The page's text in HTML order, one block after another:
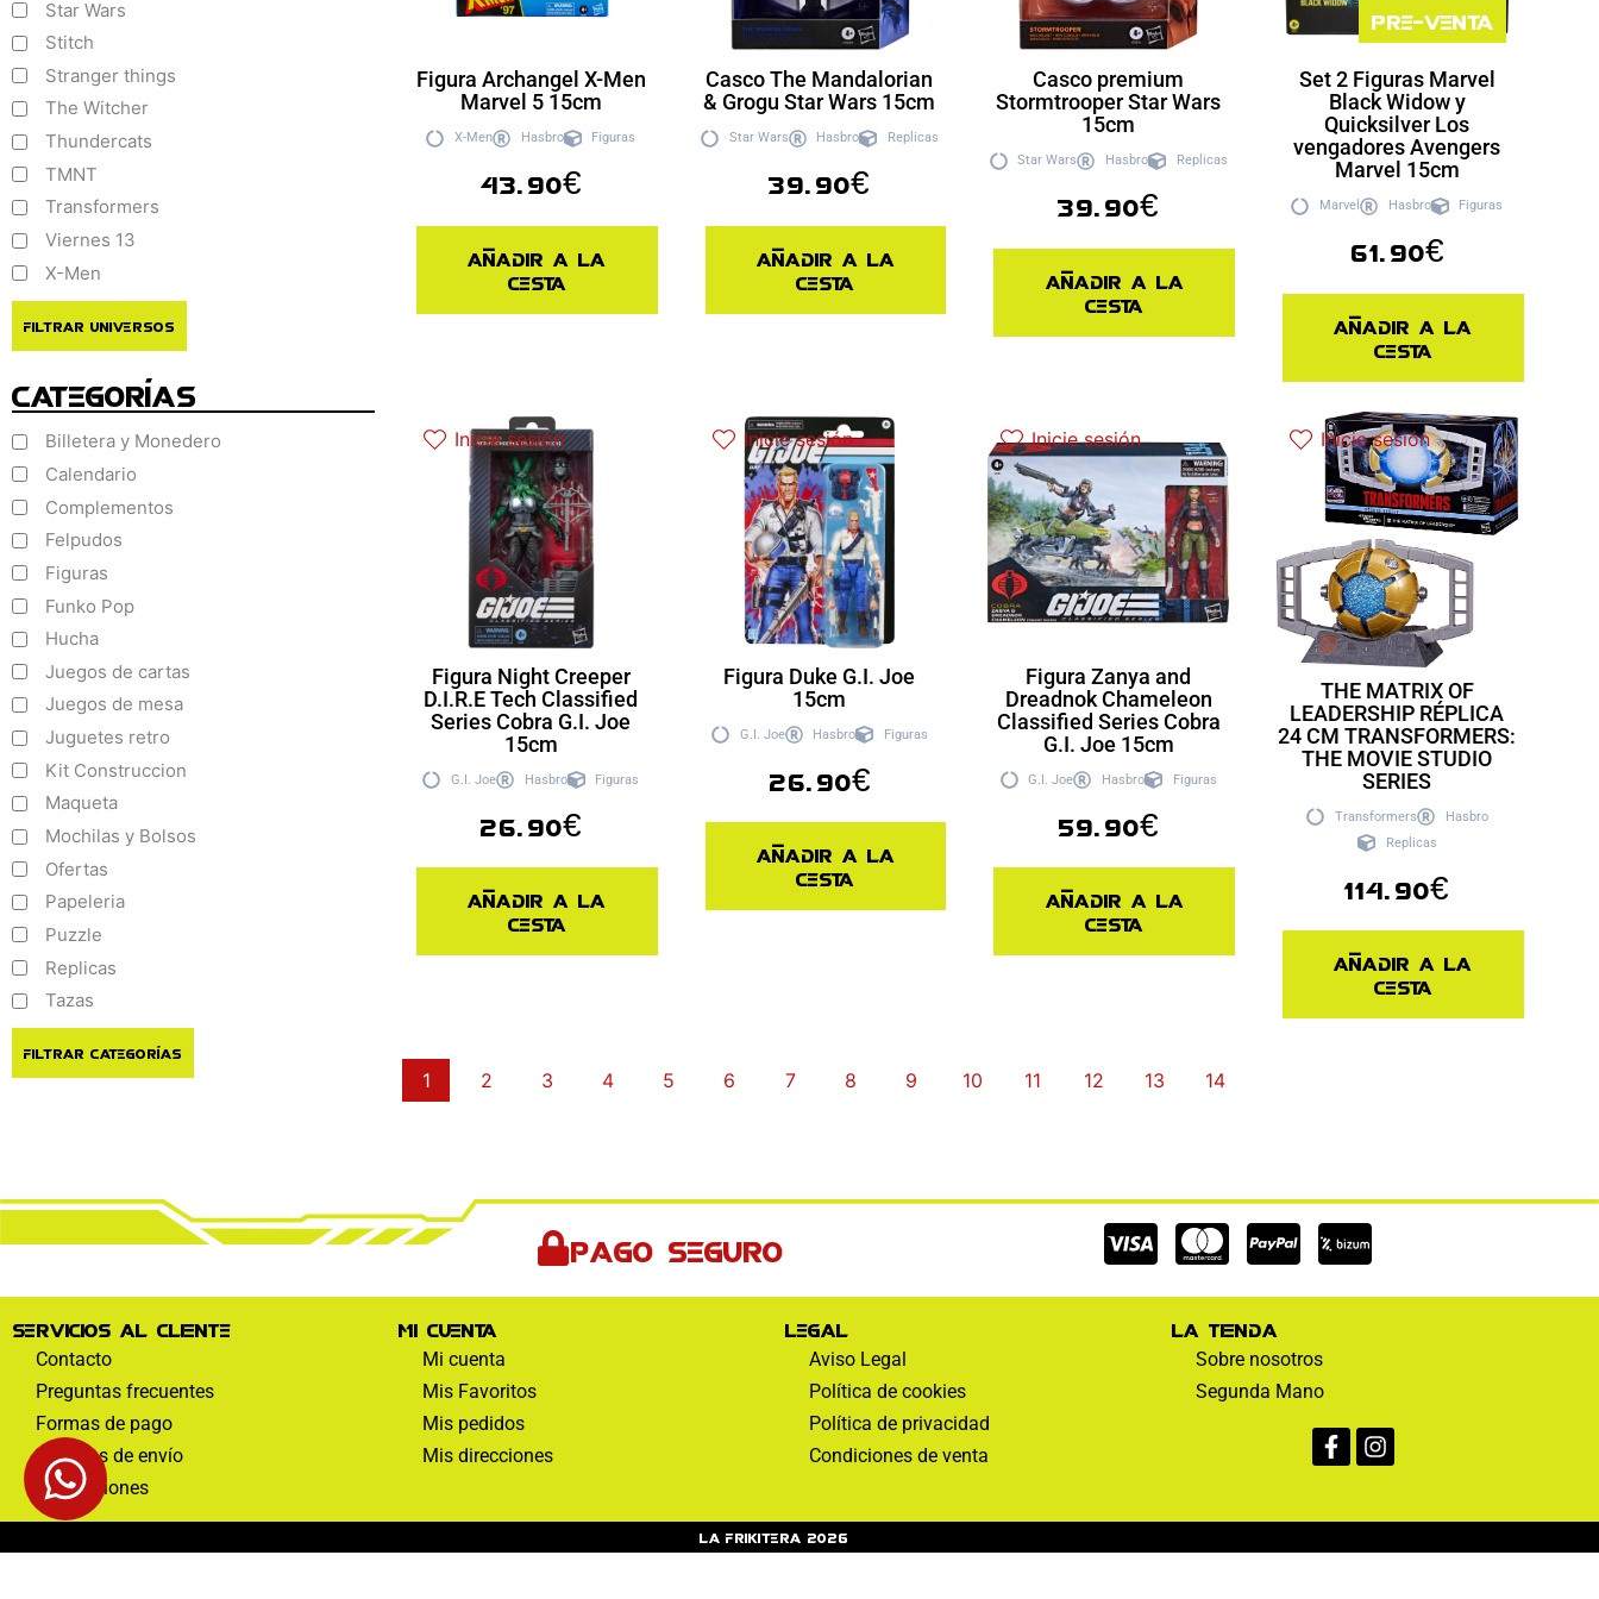
Star Wars
Stitch
Stranger things
The Witcher
Thundercats
TMNT
Transformers
Viernes 13
X-Men
Filtrar Universos
Categorías
Billetera y Monedero
Calendario
Complementos
Felpudos
Figuras
Funko Pop
Hucha
Juegos de cartas
Juegos de mesa
Juguetes retro
Kit Construccion
Maqueta
Mochilas y Bolsos
Ofertas
Papeleria
Puzzle
Replicas
Tazas
Filtrar Categorías
Figura Archangel X-Men
Marvel 5 15cm
X-Men Hasbro Figuras
43.90€
Añadir a la
cesta
Casco The Mandalorian
& Grogu Star Wars 15cm
Star Wars Hasbro Replicas
39.90€
Añadir a la
cesta
Casco premium
Stormtrooper Star Wars
15cm
Star Wars Hasbro Replicas
39.90€
Añadir a la
cesta
Pre-venta
Set 2 Figuras Marvel
Black Widow y
Quicksilver Los
vengadores Avengers
Marvel 15cm
Marvel Hasbro Figuras
61.90€
Añadir a la
cesta
Inicie sesión
Figura Night Creeper
D.I.R.E Tech Classified
Series Cobra G.I. Joe
15cm
G.I. Joe Hasbro Figuras
26.90€
Añadir a la
cesta
Inicie sesión
Figura Duke G.I. Joe
15cm
G.I. Joe Hasbro Figuras
26.90€
Añadir a la
cesta
Inicie sesión
Figura Zanya and
Dreadnok Chameleon
Classified Series Cobra
G.I. Joe 15cm
G.I. Joe Hasbro Figuras
59.90€
Añadir a la
cesta
Inicie sesión
THE MATRIX OF
LEADERSHIP RÉPLICA
24 CM TRANSFORMERS:
THE MOVIE STUDIO
SERIES
Transformers
Hasbro
Replicas
114.90€
Añadir a la
cesta
1 2 3 4 5 6 7 8 9 10 11 12 13 14
Pago seguro
Cc-
visa
Cc-
mastercard
Cc-
paypal
Servicios al cliente
Contacto
Preguntas frecuentes
Formas de pago
Políticas de envío
Devoluciones
Mi cuenta
Mi cuenta
Mis Favoritos
Mis pedidos
Mis direcciones
Legal
Aviso Legal
Política de cookies
Política de privacidad
Condiciones de venta
La tienda
Sobre nosotros
Segunda Mano
f
La Frikitera 2026